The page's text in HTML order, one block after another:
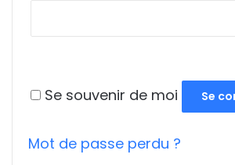
Se souvenir de moi Se
Mot de passe perdu ?